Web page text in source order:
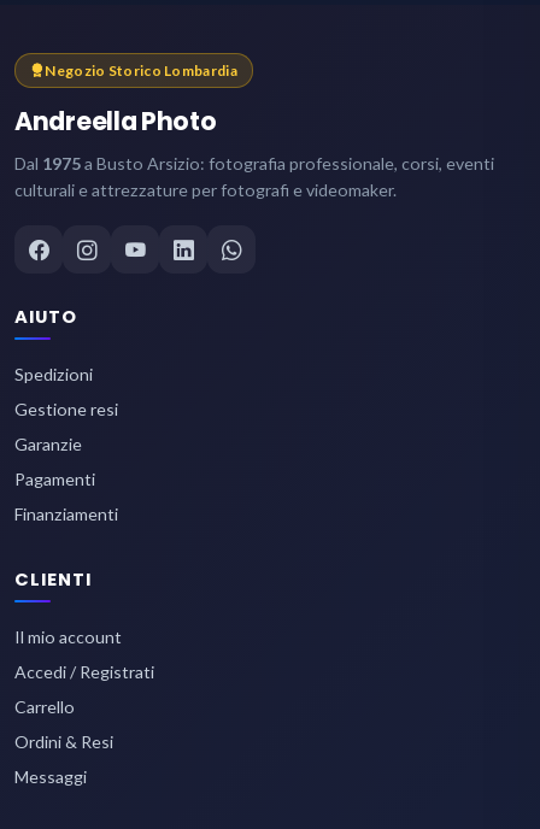
Negozio Storico Lombardia
Andreella Photo
Dal 1975a Busto Arsizio: fotografia professionale, corsi, eventi
culturali e attrezzature per fotografi e videomaker.
AIUTO
Spedizioni
Gestione resi
Garanzie
Pagamenti
Finanziamenti
CLIENTI
Il mio account
Accedi / Registrati
Carrello
Ordini & Resi
Messaggi